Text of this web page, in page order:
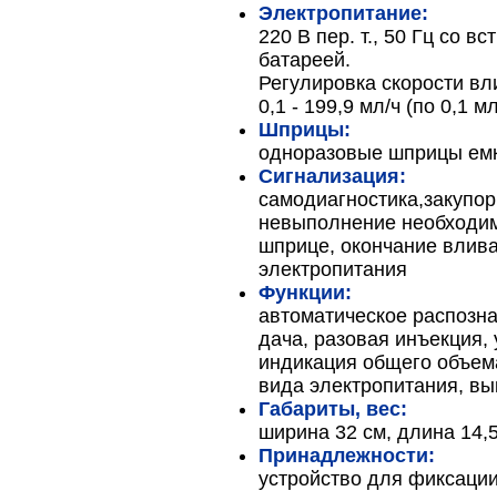
Электропитание:
220 В пер. т., 50 Гц со
батареей.
Регулировка скорости
0,1 - 199,9 мл/ч (по 0,1
Шприцы:
одноразовые шприцы
Сигнализация:
невыполнение
шприце, окончание
электропитания
Функции:
автоматическое
дача, разовая инъекция,
индикация общего
вида электропитания,
Габариты, вес:
ширина 32 см, длина
Принадлежности:
устройство для